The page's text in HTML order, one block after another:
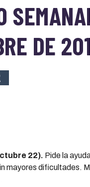
DE
22). Pide la
mayores dificultades.